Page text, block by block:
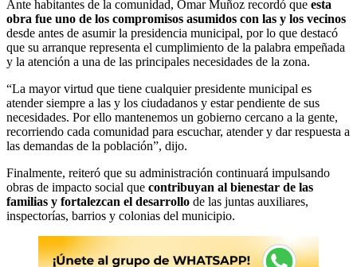
Ante habitantes de la comunidad, Omar Muñoz recordó que esta
obra fue uno de los compromisos asumidos con las y los vecinos
desde antes de asumir la presidencia municipal, por lo que destacó
que su arranque representa el cumplimiento de la palabra empeñada
y la atención a una de las principales necesidades de la zona.
“La mayor virtud que tiene cualquier presidente municipal es
atender siempre a las y los ciudadanos y estar pendiente de sus
necesidades. Por ello mantenemos un gobierno cercano a la gente,
recorriendo cada comunidad para escuchar, atender y dar respuesta a
las demandas de la población”, dijo.
Finalmente, reiteró que su administración continuará impulsando
obras de impacto social que contribuyan al bienestar de las
familias y fortalezcan el desarrollo de las juntas auxiliares,
inspectorías, barrios y colonias del municipio.